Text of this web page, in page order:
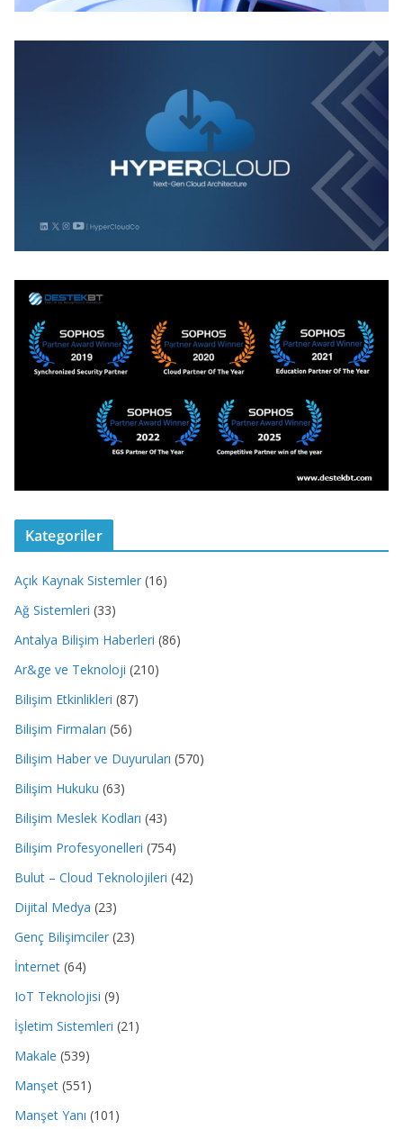
Kategoriler
Açık Kaynak Sistemler (16)
Ağ Sistemleri (33)
Antalya Bilişim Haberleri (86)
Ar&ge ve Teknoloji (210)
Bilişim Etkinlikleri (87)
Bilişim Firmaları (56)
Bilişim Haber ve Duyuruları (570)
Bilişim Hukuku (63)
Bilişim Meslek Kodları (43)
Bilişim Profesyonelleri (754)
Bulut – Cloud Teknolojileri (42)
Dijital Medya (23)
Genç Bilişimciler (23)
İnternet (64)
IoT Teknolojisi (9)
İşletim Sistemleri (21)
Makale (539)
Manşet (551)
Manşet Yanı (101)